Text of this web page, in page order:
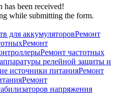
has been received!
while submitting the form.
для аккумуляторовРемонт
Ремонт
Ремонт частотных
релейной защиты и
источники питанияРемонт
Ремонт
напряжения